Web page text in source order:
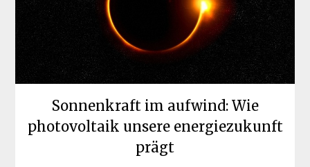
Sonnenkraft im aufwind: Wie
photovoltaik unsere energiezukunft
prägt